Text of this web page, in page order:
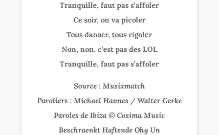
Tranquille, faut pas s’affoler
Ce soir, on va picoler
Tous danser, tous rigoler
Non, non, c’est pas des LOL
Tranquille, faut pas s’affoler
Source : Musixmatch
Paroliers : Michael Hannes / Walter Gerke
Paroles de Ibiza © Cosima Music
Beschraenkt Haftende Ohg Un